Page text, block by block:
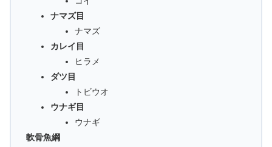
ナマズ目
ナマズ
カレイ目
ヒラメ
ダツ目
トビウオ
ウナギ目
ウナギ
軟骨魚綱